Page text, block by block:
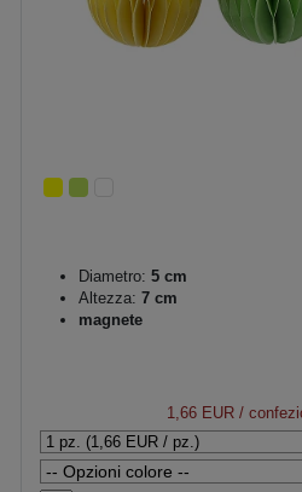
Diametro: 5 cm
Altezza: 7 cm
magnete
1,66 EUR /